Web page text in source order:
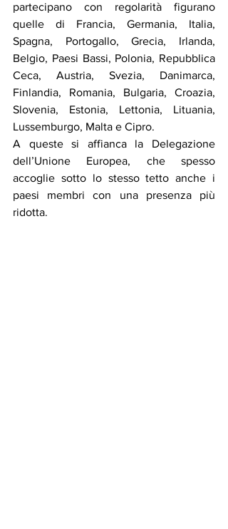
partecipano con regolarità figurano
quelle di Francia, Germania, Italia,
Spagna, Portogallo, Grecia, Irlanda,
Belgio, Paesi Bassi, Polonia, Repubblica
Ceca, Austria, Svezia, Danimarca,
Finlandia, Romania, Bulgaria, Croazia,
Slovenia, Estonia, Lettonia, Lituania,
Lussemburgo, Malta e Cipro.
A queste si affianca la Delegazione
dell’Unione Europea, che spesso
accoglie sotto lo stesso tetto anche i
paesi membri con una presenza più
ridotta.